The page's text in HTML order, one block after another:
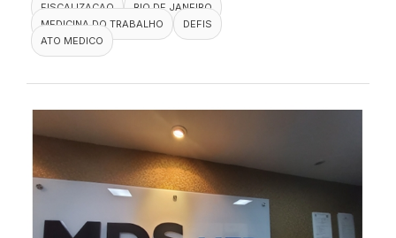
FISCALIZACAO
RIO DE JANEIRO
MEDICINA DO TRABALHO
DEFIS
ATO MEDICO